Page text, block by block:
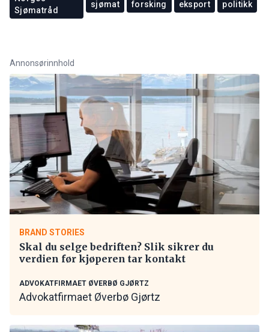
Sjømatråd
sjømat forsking eksport politikk
Annonsørinnhold
BRAND STORIES
Skal du selge bedriften? Slik sikrer du
verdien før kjøperen tar kontakt
ADVOKATFIRMAET ØVERBØ GJØRTZ
Advokatfirmaet Øverbø Gjørtz